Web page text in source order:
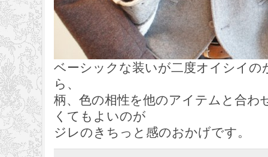
ベーシックな装いが二度オイシイの
ら、
柄、色の相性を他のアイテムと合わ
くてもよいのが
ジレのきちっと感のおかげです。